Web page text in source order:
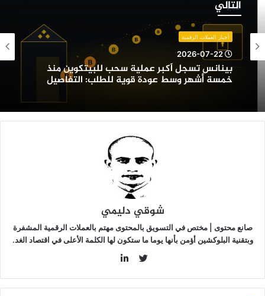
التالي
سحب
للبيتكوين
منذ
عودة
قوية
أخبار العملات الرقمية
2026-07-22
بينانس تسجل أكبر عملية سحب للبيتكوين منذ
خمسة أشهر وسط عودة قوية للطلب: التفاصيل
شوقي دليمي
صانع محتوى | مختص في التسويق بالمحتوى مهتم بالعملات الرقمية المشفرة
وبتقنية البلوكشين أؤمن بأنها يوما ما ستكون لها الكلمة الأعلى في اقتصاد الغد.